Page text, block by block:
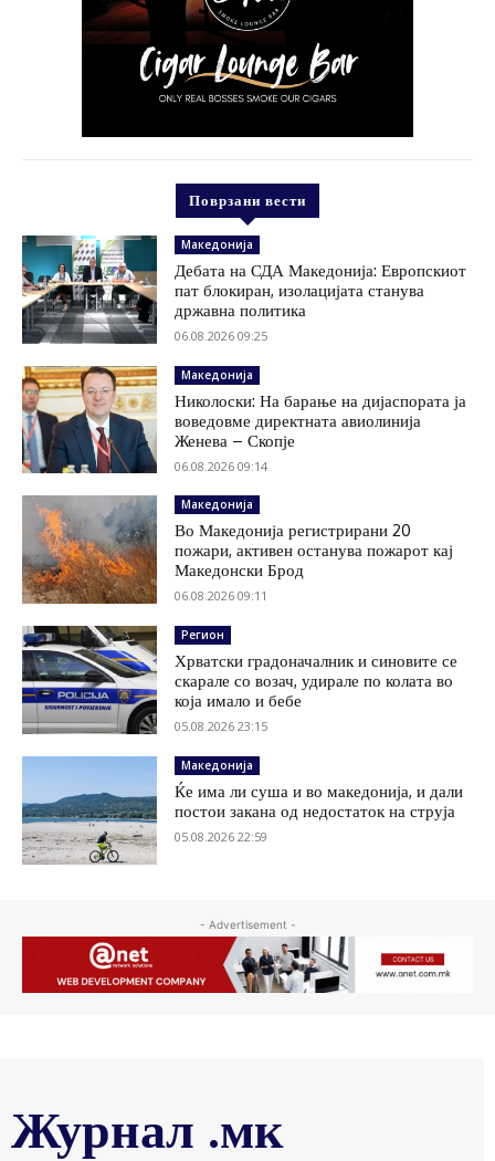
Поврзани вести
Македонија
Дебата на СДА Македонија: Европскиот
пат блокиран, изолацијата станува
државна политика
06.08.2026 09:25
Македонија
Николоски: На барање на дијаспората ја
воведовме директната авиолинија
Женева – Скопје
06.08.2026 09:14
Македонија
Во Македонија регистрирани 20
пожари, активен останува пожарот кај
Македонски Брод
06.08.2026 09:11
Регион
Хрватски градоначалник и синовите се
скарале со возач, удирале по колата во
која имало и бебе
05.08.2026 23:15
Македонија
Ќе има ли суша и во македонија, и дали
постои закана од недостаток на струја
05.08.2026 22:59
- Advertisement -
Журнал .мк